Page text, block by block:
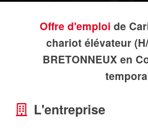
Offre d'emploi de
chariot élévateur
BRETONNEUX en
L'entreprise